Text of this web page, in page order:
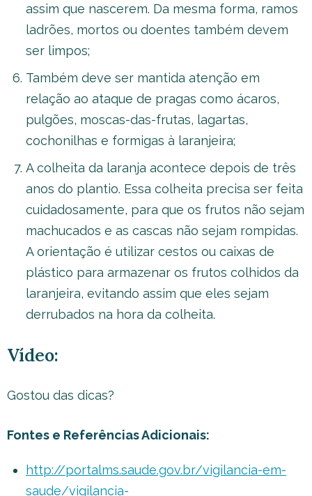
assim que nascerem. Da mesma forma, ramos
ladrões, mortos ou doentes também devem
ser limpos;
Também deve ser mantida atenção em
relação ao ataque de pragas como ácaros,
pulgões, moscas-das-frutas, lagartas,
cochonilhas e formigas à laranjeira;
A colheita da laranja acontece depois de três
anos do plantio. Essa colheita precisa ser feita
cuidadosamente, para que os frutos não sejam
machucados e as cascas não sejam rompidas.
A orientação é utilizar cestos ou caixas de
plástico para armazenar os frutos colhidos da
laranjeira, evitando assim que eles sejam
derrubados na hora da colheita.
Vídeo:
Gostou das dicas?
Fontes e Referências Adicionais:
http://portalms.saude.gov.br/vigilancia-em-
saude/vigilancia-